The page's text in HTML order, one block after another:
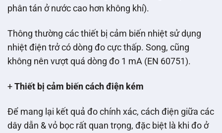
phân tán ở nước cao hơn không khí).
Thông thường các thiết bị cảm biến nhiệt sử dụng
nhiệt điện trở có dòng đo cực thấp. Song, cũng
không nên vượt quá dòng đo 1 mA (EN 60751).
+ Thiết bị cảm biến cách điện kém
Để mang lại kết quả đo chính xác, cách điện giữa các
dây dẫn & vỏ bọc rất quan trọng, đặc biệt là khi đo ở